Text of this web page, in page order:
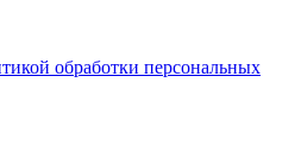
обработки персональных